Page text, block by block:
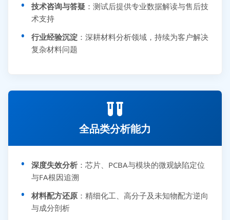
技术咨询与答疑 ：测试后提供专业数据解读与售后技
术支持
行业经验沉淀 ：深耕材料分析领域，持续为客户解决
复杂材料问题
全品类分析能力
深度失效分析 ：芯片、PCBA与模块的微观缺陷定位
与FA根因追溯
材料配方还原 ：精细化工、高分子及未知物配方逆向
与成分剖析